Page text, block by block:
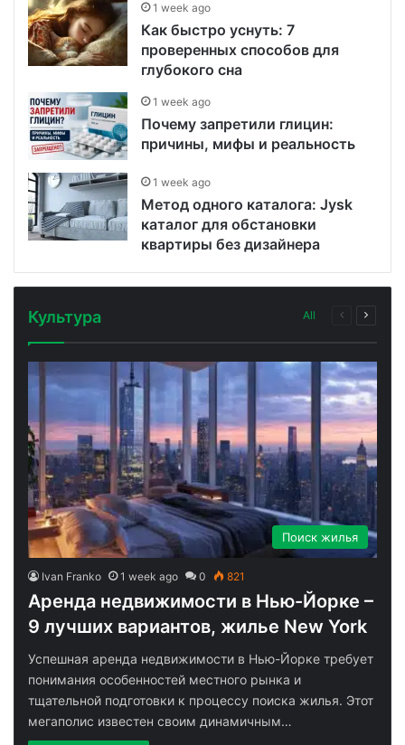
1 week ago
Как быстро уснуть: 7
проверенных способов для
глубокого сна
1 week ago
Почему запретили глицин:
причины, мифы и реальность
1 week ago
Метод одного каталога: Jysk
каталог для обстановки
квартиры без дизайнера
Культура All
Previous
Поиск жилья
Ivan Franko 1 week ago 0 821
Аренда недвижимости в Нью-Йорке –
9 лучших вариантов, жилье New York
Успешная аренда недвижимости в Нью-Йорке требует
понимания особенностей местного рынка и
тщательной подготовки к процессу поиска жилья. Этот
мегаполис известен своим динамичным…